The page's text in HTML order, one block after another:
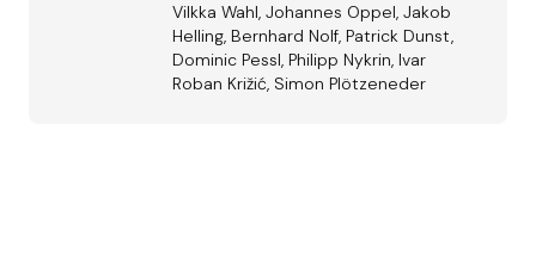
Vilkka Wahl, Johannes Oppel, Jakob
Helling, Bernhard Nolf, Patrick Dunst,
Dominic Pessl, Philipp Nykrin, Ivar
Roban Križić, Simon Plötzeneder